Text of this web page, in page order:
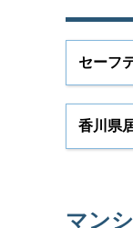
セーフ
香川県
マン